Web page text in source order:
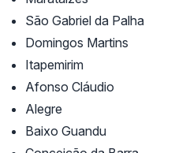
São Gabriel da Palha
Domingos Martins
Itapemirim
Afonso Cláudio
Alegre
Baixo Guandu